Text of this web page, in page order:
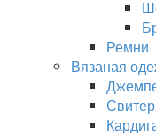
Ремни
Вязаная